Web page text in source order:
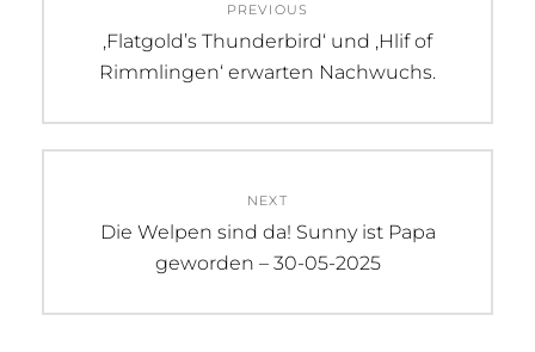
PREVIOUS
Previous
post:
‚Flatgold’s Thunderbird‘ und ‚Hlif of
Rimmlingen‘ erwarten Nachwuchs.
NEXT
Next
Die Welpen sind da! Sunny ist Papa
geworden – 30-05-2025